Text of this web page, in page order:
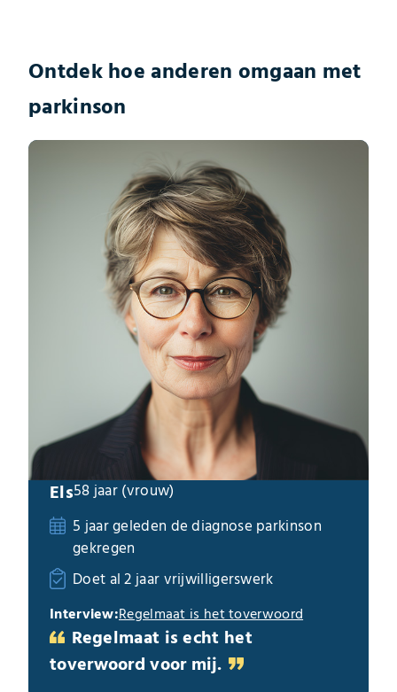
Ontdek hoe anderen omgaan met
parkinson
Els58 jaar (vrouw)
5 jaar geleden de diagnose parkinson
gekregen
Doet al 2 jaar vrijwilligerswerk
Interview:Regelmaat is het toverwoord
Regelmaat is echt het
toverwoord voor mij.